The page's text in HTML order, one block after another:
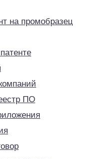
на промобразец
ПО